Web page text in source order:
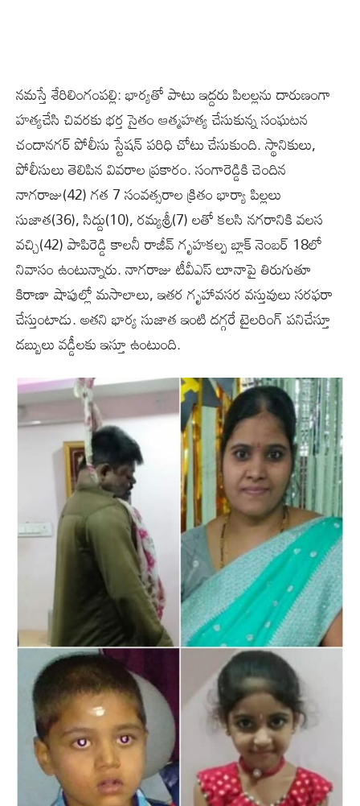
నమస్తే శేరిలింగంపల్లి: భార్యతో పాటు ఇద్దరు పిలల్లను దారుణంగా
హత్యచేసి చివరకు భర్త సైతం ఆత్మహత్య చేసుకున్న సంఘటన
చందానగర్ పోలీసు స్టేషన్ పరిధి చోటు చేసుకుంది. స్థానికులు,
పోలీసులు తెలిపిన వివరాల ప్రకారం. సంగారెడ్డికి చెందిన
నాగరాజు(42) గత 7 సంవత్సరాల క్రితం భార్యా పిల్లలు
సుజాత(36), సిద్దు(10), రమ్యశ్రీ(7) లతో కలసి నగరానికి వలస
వచ్చి(42) పాపిరెడ్డి కాలనీ రాజీవ్ గృహకల్ప బ్లాక్ నెంబర్ 18లో
నివాసం ఉంటున్నారు. నాగరాజు టీవీఎస్ లూనాపై తిరుగుతూ
కిరాణా షాపుల్లో మసాలాలు, ఇతర గృహావసర వస్తువులు సరఫరా
చేస్తుంటాడు. అతని భార్య సుజాత ఇంటి దగ్గరే టైలరింగ్ పనిచేస్తూ
డబ్బులు వడ్డీలకు ఇస్తూ ఉంటుంది.